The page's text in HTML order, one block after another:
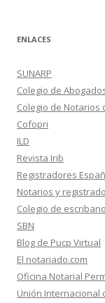
ENLACES
SUNARP
Colegio de
Colegio de Notarios
Cofopri
ILD
Revista Irib
Registradores
Notarios y
Colegio de
SBN
Blog de Pucp Virtual
El notariado.com
Oficina Notarial
Unión Internacional